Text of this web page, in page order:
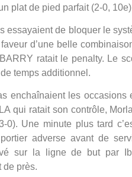
plat de pied parfait (2-0,
essayaient de bloquer le
d’une belle
ratait le penalty. Le
temps additionnel.
enchaînaient les occasions
qui ratait son contrôle,
0). Une minute plus tard
adverse avant de
sur la ligne de but par
de près.